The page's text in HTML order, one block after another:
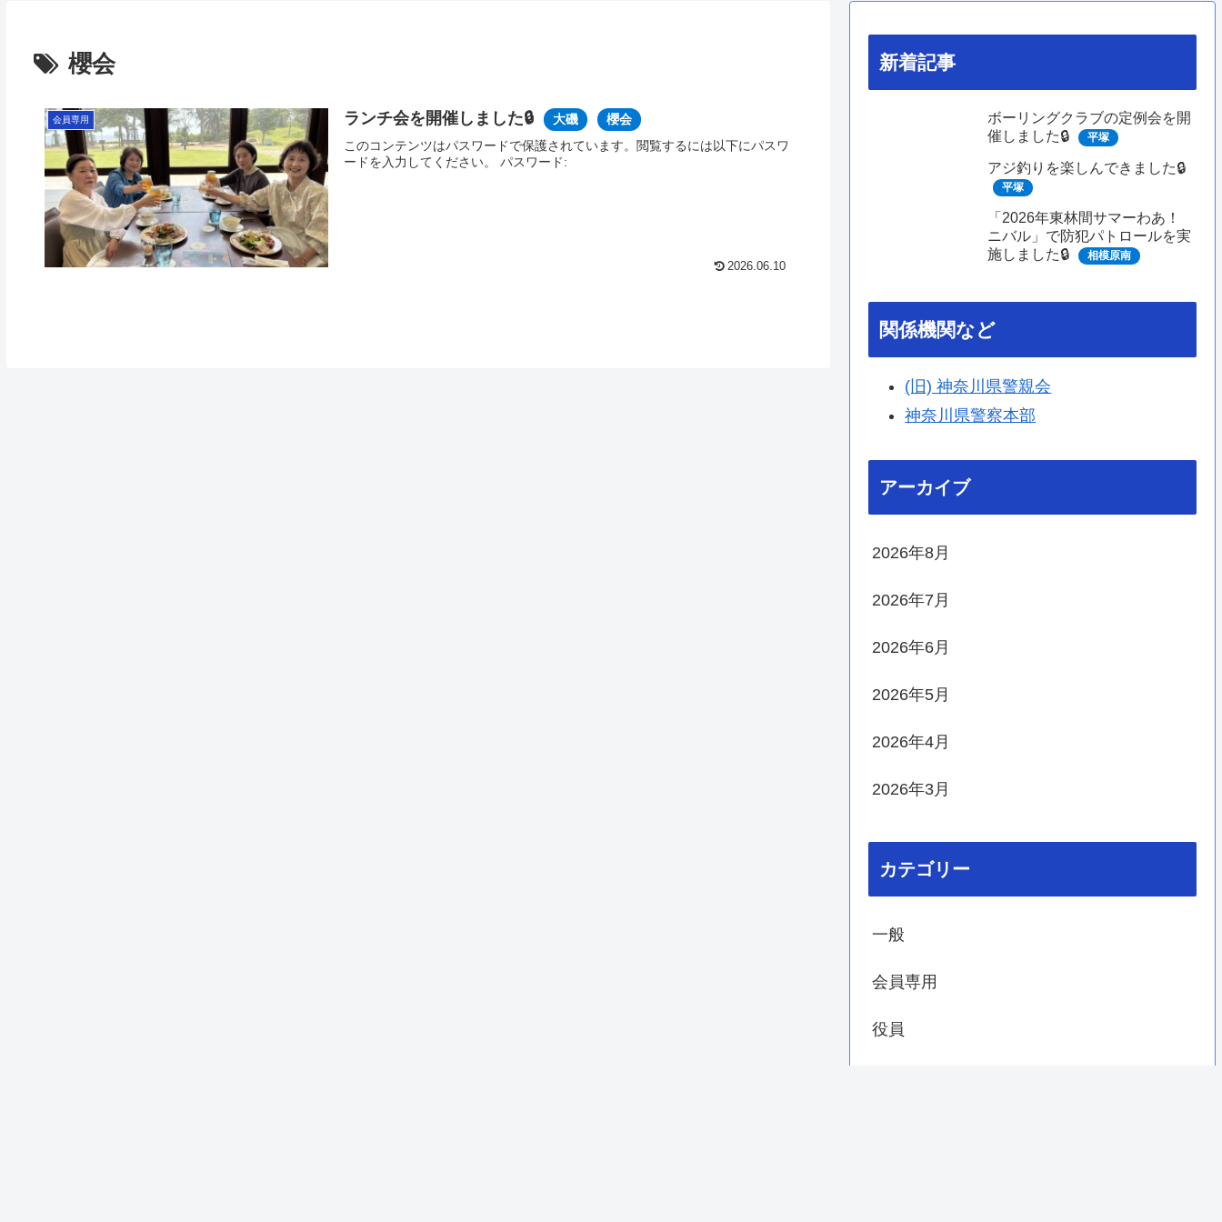
櫻会
会員専用 ランチ会を開催しました🔒 大磯 櫻会
このコンテンツはパスワードで保護されています。閲覧するには以下にパスワ
ードを入力してください。 パスワード:
2026.06.10
新着記事
ボーリングクラブの定例会を開
催しました🔒
平塚
アジ釣りを楽しんできました🔒
平塚
「2026年東林間サマーわあ！
ニバル」で防犯パトロールを実
施しました🔒
相模原南
関係機関など
(旧) 神奈川県警親会
神奈川県警察本部
アーカイブ
2026年8月
2026年7月
2026年6月
2026年5月
2026年4月
2026年3月
カテゴリー
一般
会員専用
役員